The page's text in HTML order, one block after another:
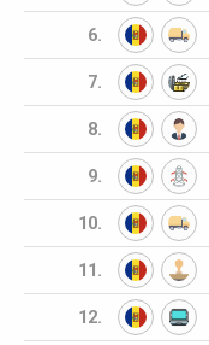
6.
7.
8.
9.
10.
11.
12.